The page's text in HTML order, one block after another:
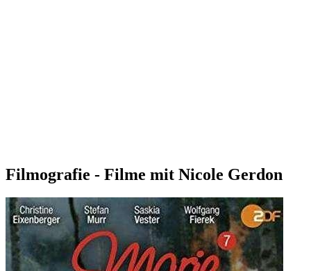
Filmografie - Filme mit Nicole Gerdon